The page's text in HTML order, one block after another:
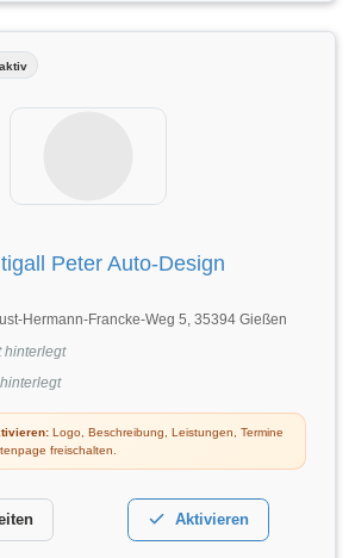
Peter Auto-Design
Hermann-Francke-Weg 5, 35394 Gießen
hinterlegt
Logo, Beschreibung, Leistungen, Termine
freischalten.
Aktivieren